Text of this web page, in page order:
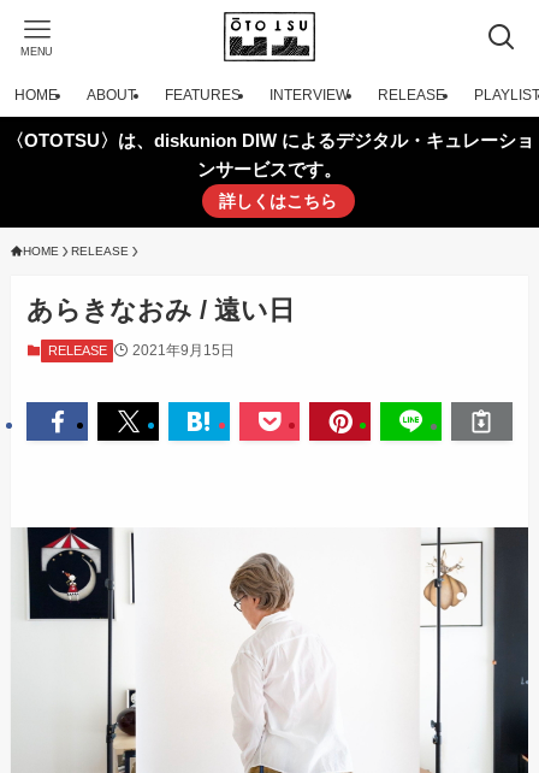
MENU
HOME ABOUT FEATURES INTERVIEW RELEASE PLAYLIST
〈OTOTSU〉は、diskunion DIW によるデジタル・キュレーショ
ンサービスです。
詳しくはこちら
HOME RELEASE
あらきなおみ / 遠い日
RELEASE 2021年9月15日